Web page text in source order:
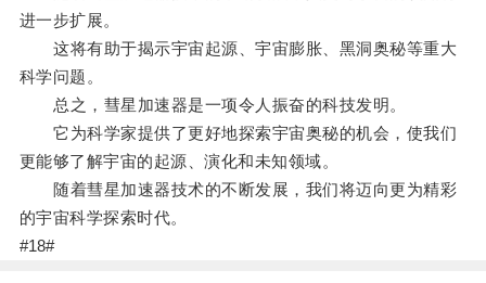
进一步扩展。
这将有助于揭示宇宙起源、宇宙膨胀、黑洞奥秘等重大
科学问题。
总之，彗星加速器是一项令人振奋的科技发明。
它为科学家提供了更好地探索宇宙奥秘的机会，使我们
更能够了解宇宙的起源、演化和未知领域。
随着彗星加速器技术的不断发展，我们将迈向更为精彩
的宇宙科学探索时代。
#18#